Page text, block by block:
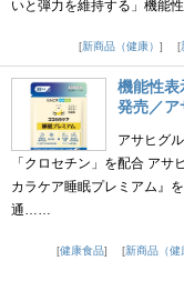
いと弾力を維持する」機能
新商品（健康）
機能性表
発売／ア
アサヒグ
「クロセチン」を配合 ア
カラケア睡眠プレミアム』
通……
健康食品
新商品（健